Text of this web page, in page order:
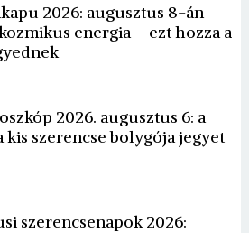
2026: augusztus 8-án
energia – ezt hozza a
2026. augusztus 6: a
kis szerencse bolygója jegyet
szerencsenapok 2026:
bejelentkezés